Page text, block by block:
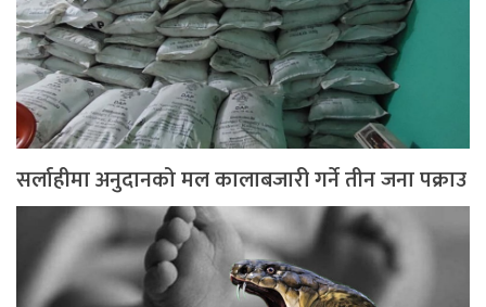
सर्लाहीमा अनुदानको मल कालाबजारी गर्ने तीन जना पक्राउ